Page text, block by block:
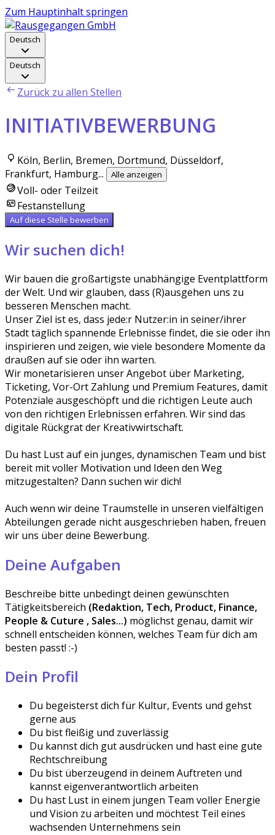
Zum Hauptinhalt springen
Deutsch
Deutsch
Zurück zu allen Stellen
INITIATIVBEWERBUNG
Köln, Berlin, Bremen, Dortmund, Düsseldorf,
Frankfurt, Hamburg... Alle anzeigen
Voll- oder Teilzeit
Festanstellung
Auf diese Stelle bewerben
Wir suchen dich!
Wir bauen die großartigste unabhängige Eventplattform
der Welt. Und wir glauben, dass (R)ausgehen uns zu
besseren Menschen macht.
Unser Ziel ist es, dass jede:r Nutzer:in in seiner/ihrer
Stadt täglich spannende Erlebnisse findet, die sie oder ihn
inspirieren und zeigen, wie viele besondere Momente da
draußen auf sie oder ihn warten.
Wir monetarisieren unser Angebot über Marketing,
Ticketing, Vor-Ort Zahlung und Premium Features, damit
Potenziale ausgeschöpft und die richtigen Leute auch
von den richtigen Erlebnissen erfahren. Wir sind das
digitale Rückgrat der Kreativwirtschaft.
Du hast Lust auf ein junges, dynamischen Team und bist
bereit ​mit voller Motivation und Ideen den Weg
mitzugestalten? Dann ​suchen wir dich!
Auch wenn wir deine Traumstelle in unseren vielfältigen
Abteilungen gerade nicht ausgeschrieben haben, freuen
wir uns über deine Bewerbung.
Deine Aufgaben
Beschreibe bitte unbedingt deinen gewünschten
Tätigkeitsbereich (Redaktion, Tech, Product, Finance,
People & Cuture , Sales...) möglichst genau, damit wir
schnell entscheiden können, welches Team für dich am
besten passt! :-)
Dein Profil
Du begeisterst dich für Kultur, Events und gehst
gerne aus
Du bist fleißig und zuverlässig
Du kannst dich gut ausdrücken und hast eine gute
Rechtschreibung
Du bist überzeugend in deinem Auftreten und
kannst eigenverantwortlich arbeiten
Du hast Lust in einem jungen Team voller Energie
und Vision zu arbeiten und möchtest Teil eines
wachsenden Unternehmens sein